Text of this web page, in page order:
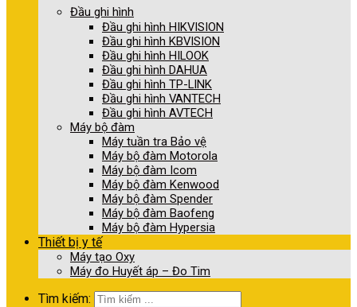
Đầu ghi hình
Đầu ghi hình HIKVISION
Đầu ghi hình KBVISION
Đầu ghi hình HILOOK
Đầu ghi hình DAHUA
Đầu ghi hình TP-LINK
Đầu ghi hình VANTECH
Đầu ghi hình AVTECH
Máy bộ đàm
Máy tuần tra Bảo vệ
Máy bộ đàm Motorola
Máy bộ đàm Icom
Máy bộ đàm Kenwood
Máy bộ đàm Spender
Máy bộ đàm Baofeng
Máy bộ đàm Hypersia
Thiết bị y tế
Máy tạo Oxy
Máy đo Huyết áp – Đo Tim
Tìm kiếm: